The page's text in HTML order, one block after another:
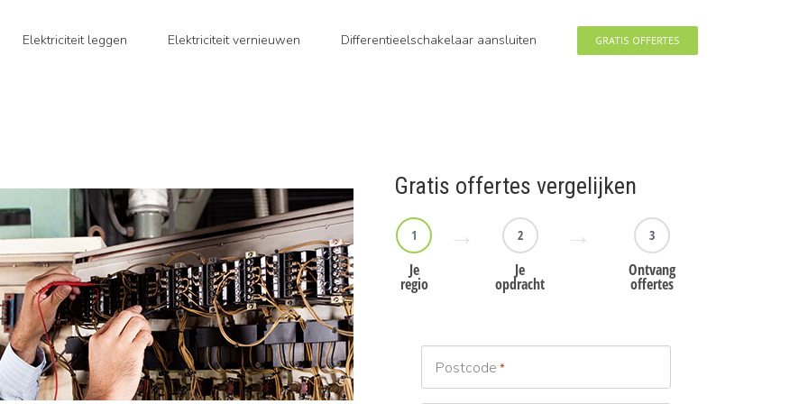
Elektriciteit leggen Elektriciteit vernieuwen Differentieelschakelaar aansluiten GRATIS OFFERTES
Gratis offertes vergelijken
1
Je
regio
2
Je
opdracht
3
Ontvang
offertes
Postcode *